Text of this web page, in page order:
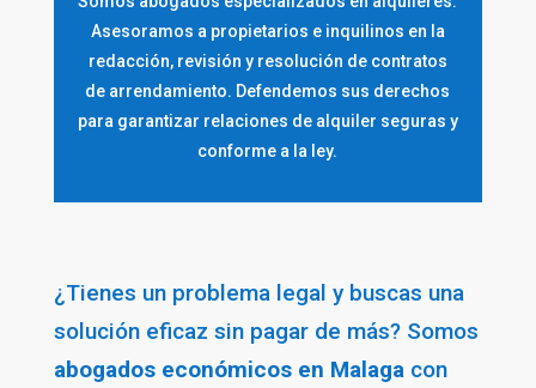
Asesoramos a propietarios e inquilinos en la
redacción, revisión y resolución de contratos
de arrendamiento. Defendemos sus derechos
para garantizar relaciones de alquiler seguras y
conforme a la ley.
¿Tienes un problema legal y buscas una
solución eficaz sin pagar de más? Somos
abogados económicos en Malaga con